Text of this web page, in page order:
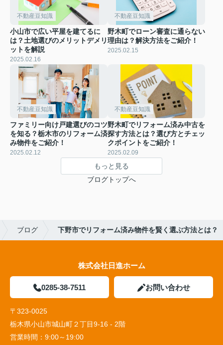
不動産豆知識
小山市で広い平屋を建てるに
は？土地選びのメリットデメリ
ットを解説
2025.02.16
不動産豆知識
野木町でローン審査に通らない
理由は？解決方法をご紹介！
2025.02.15
不動産豆知識
ファミリー向け戸建選びのコツ
を知る？栃木市のリフォーム済
み物件をご紹介！
2025.02.12
不動産豆知識
野木町でリフォーム済み中古を
探す方法とは？選び方とチェッ
クポイントをご紹介！
2025.02.09
もっと見る
ブログトップへ
ブログ 下野市でリフォーム済み物件を賢く選ぶ方法とは？
株式会社日進ホーム
0285-38-7511 お問い合わせ
〒323-0025
栃木県小山市城山町２丁目9-16 - 2階
営業時間： 9:00～19:00